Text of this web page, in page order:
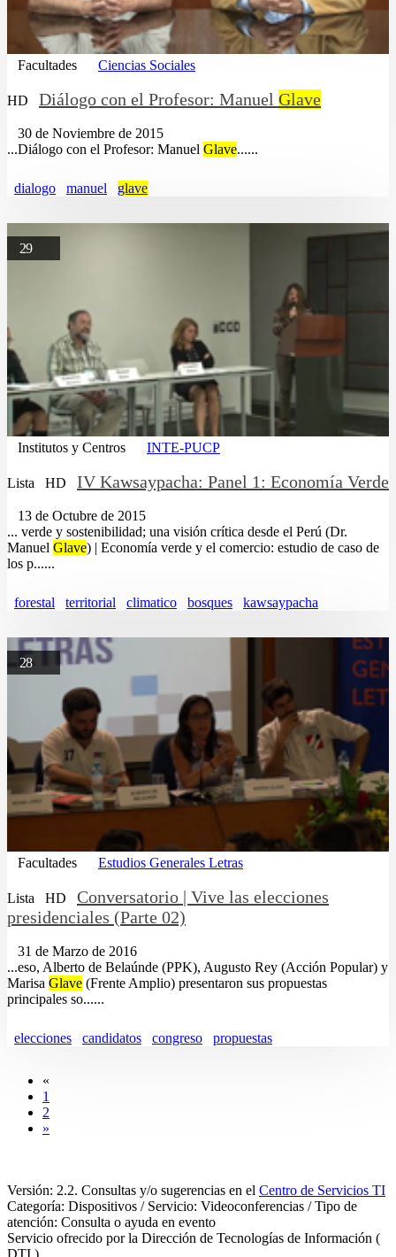
Facultades Ciencias Sociales
HD Diálogo con el Profesor: Manuel Glave
30 de Noviembre de 2015
...Diálogo con el Profesor: Manuel Glave......
dialogo manuel glave
29
Institutos y Centros INTE-PUCP
Lista HD IV Kawsaypacha: Panel 1: Economía Verde
13 de Octubre de 2015
... verde y sostenibilidad; una visión crítica desde el Perú (Dr.
Manuel Glave) | Economía verde y el comercio: estudio de caso de
los p......
forestal territorial climatico bosques kawsaypacha
28
Facultades Estudios Generales Letras
Lista HD
Conversatorio | Vive las elecciones
presidenciales (Parte 02)
31 de Marzo de 2016
...eso, Alberto de Belaúnde (PPK), Augusto Rey (Acción Popular) y
Marisa Glave (Frente Amplio) presentaron sus propuestas
principales so......
elecciones candidatos congreso propuestas
«
1
2
»
Versión: 2.2. Consultas y/o sugerencias en el Centro de Servicios TI
Categoría: Dispositivos / Servicio: Videoconferencias / Tipo de
atención: Consulta o ayuda en evento
Servicio ofrecido por la Dirección de Tecnologías de Información (